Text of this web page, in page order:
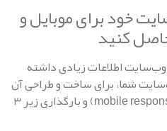
برای موبایل و
زیادی داشته
برای ساخت و طراحی آن
از قابلیت ریسپانسیو بودن (mobile responsive) و بارگذاری زیر ۳